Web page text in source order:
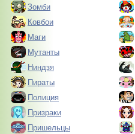
Зомби
Ковбои
Маги
Мутанты
Ниндзя
Пираты
Полиция
Призраки
Пришельцы